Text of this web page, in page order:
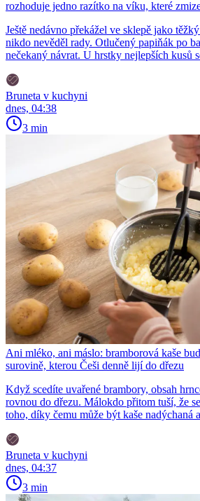
rozhoduje jedno razítko na víku, které
Ještě nedávno překážel ve sklepě jako
nikdo nevěděl rady. Otlučený papiňák po
nečekaný návrat. U hrstky nejlepších kusů
Bruneta v kuchyni
dnes, 04:38
3 min
Ani mléko, ani máslo: bramborová kaše
surovině, kterou Češi denně lijí do dřezu
Když scedíte uvařené brambory, obsah
rovnou do dřezu. Málokdo přitom tuší, že
toho, díky čemu může být kaše nadýchaná
Bruneta v kuchyni
dnes, 04:37
3 min